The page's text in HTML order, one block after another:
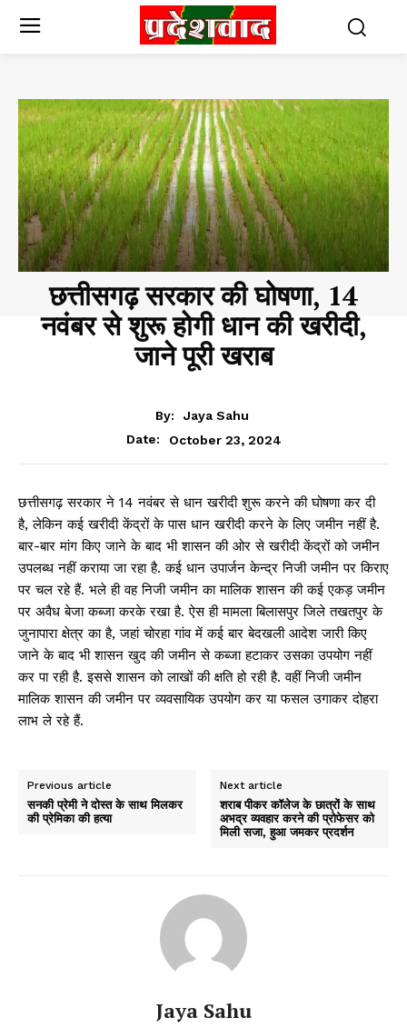
छत्तीसगढ़ सरकार की घोषणा, 14
नवंबर से शुरू होगी धान की खरीदी,
जाने पूरी खराब
By:
Jaya Sahu
Date:
October 23, 2024
छत्तीसगढ़ सरकार ने 14 नवंबर से धान खरीदी शुरू करने की घोषणा कर दी
है, लेकिन कई खरीदी केंद्रों के पास धान खरीदी करने के लिए जमीन नहीं है.
बार-बार मांग किए जाने के बाद भी शासन की ओर से खरीदी केंद्रों को जमीन
उपलब्ध नहीं कराया जा रहा है. कई धान उपार्जन केन्द्र निजी जमीन पर किराए
पर चल रहे हैं. भले ही वह निजी जमीन का मालिक शासन की कई एकड़ जमीन
पर अवैध बेजा कब्जा करके रखा है. ऐस ही मामला बिलासपुर जिले तखतपुर के
जुनापारा क्षेत्र का है, जहां चोरहा गांव में कई बार बेदखली आदेश जारी किए
जाने के बाद भी शासन खुद की जमीन से कब्जा हटाकर उसका उपयोग नहीं
कर पा रही है. इससे शासन को लाखों की क्षति हो रही है. वहीं निजी जमीन
मालिक शासन की जमीन पर व्यवसायिक उपयोग कर या फसल उगाकर दोहरा
लाभ ले रहे हैं.
Previous article
सनकी प्रेमी ने दोस्त के साथ मिलकर
की प्रेमिका की हत्या
Next article
शराब पीकर कॉलेज के छात्रों के साथ
अभद्र व्यवहार करने की प्रोफेसर को
मिली सजा, हुआ जमकर प्रदर्शन
Jaya Sahu